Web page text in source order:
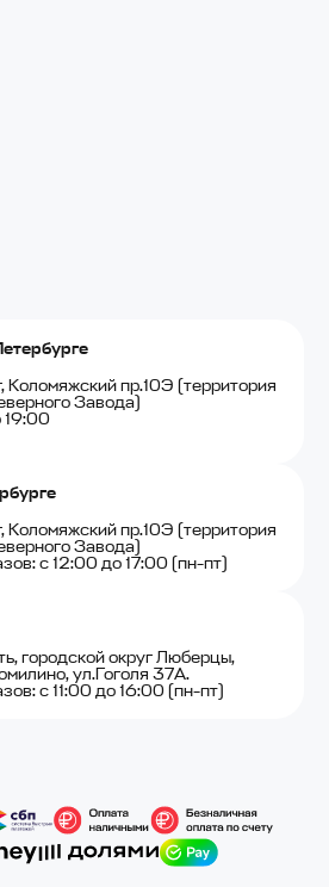
Коломяжский пр.10Э (территория
Завода)
19:00
Коломяжский пр.10Э (территория
Завода)
с 12:00 до 17:00 (пн-пт)
городской округ Люберцы,
ул.Гоголя 37А.
с 11:00 до 16:00 (пн-пт)